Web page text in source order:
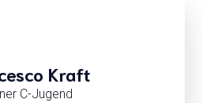
Kraft
C-Jugend